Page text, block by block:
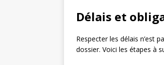
Délais et
Respecter les délais n’est
dossier. Voici les étapes à